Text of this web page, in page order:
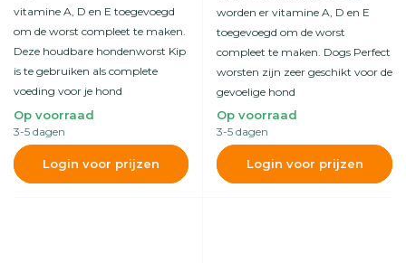
vitamine A, D en E toegevoegd
om de worst compleet te maken.
Deze houdbare hondenworst Kip
is te gebruiken als complete
voeding voor je hond
Op voorraad
3-5 dagen
Login voor prijzen
worden er vitamine A, D en E
toegevoegd om de worst
compleet te maken. Dogs Perfect
worsten zijn zeer geschikt voor de
gevoelige hond
Op voorraad
3-5 dagen
Login voor prijzen